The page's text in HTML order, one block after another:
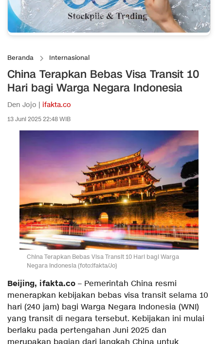
Beranda Internasional
China Terapkan Bebas Visa Transit 10
Hari bagi Warga Negara Indonesia
Den Jojo | ifakta.co
13 Juni 2025 22:48 WIB
China Terapkan Bebas Visa Transit 10 Hari bagi Warga
Negara Indonesia (foto:ifakta/Jo)
Beijing, ifakta.co – Pemerintah China resmi
menerapkan kebijakan bebas visa transit selama 10
hari (240 jam) bagi Warga Negara Indonesia (WNI)
yang transit di negara tersebut. Kebijakan ini mulai
berlaku pada pertengahan Juni 2025 dan